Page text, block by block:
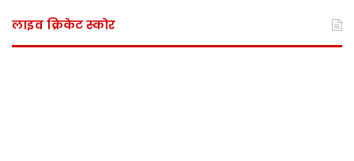
लाइव क्रिकेट स्कोर